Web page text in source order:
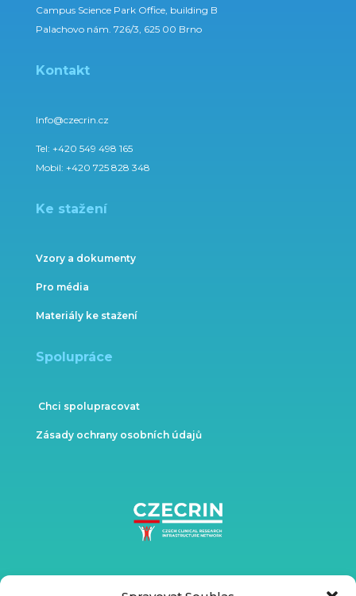
Campus Science Park Office, building B
Palachovo nám. 726/3, 625 00 Brno
Kontakt
Info@czecrin.cz
Tel: +420 549 498 165
Mobil: +420 725 828 348
Ke stažení
Vzory a dokumenty
Pro média
Materiály ke stažení
Spolupráce
Chci spolupracovat
Zásady ochrany osobních údajů